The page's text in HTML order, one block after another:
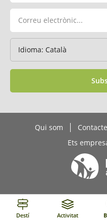
Qui som Contacte
Ets
Destí Activitat